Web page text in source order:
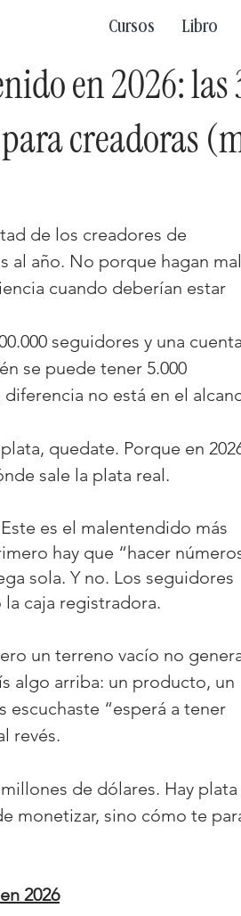
Cursos Libro
en 2026: las
creadoras
de los creadores de
al año. No porque hagan mal
cuando deberían estar
seguidores y una cuenta
se puede tener 5.000
no está en el
quedate. Porque en
sale la plata real.
es el malentendido más
hay que “hacer
sola. Y no. Los seguidores
caja registradora.
un terreno vacío no
algo arriba: un producto, un
escuchaste “esperá a tener
revés.
de dólares. Hay plata
monetizar, sino cómo te
2026